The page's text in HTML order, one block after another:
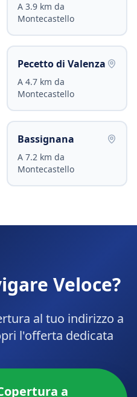
A 3.9 km da
Montecastello
Pecetto di Valenza
A 4.7 km da
Montecastello
Bassignana
A 7.2 km da
Montecastello
Veloce?
al tuo indirizzo a
l'offerta dedicata
a